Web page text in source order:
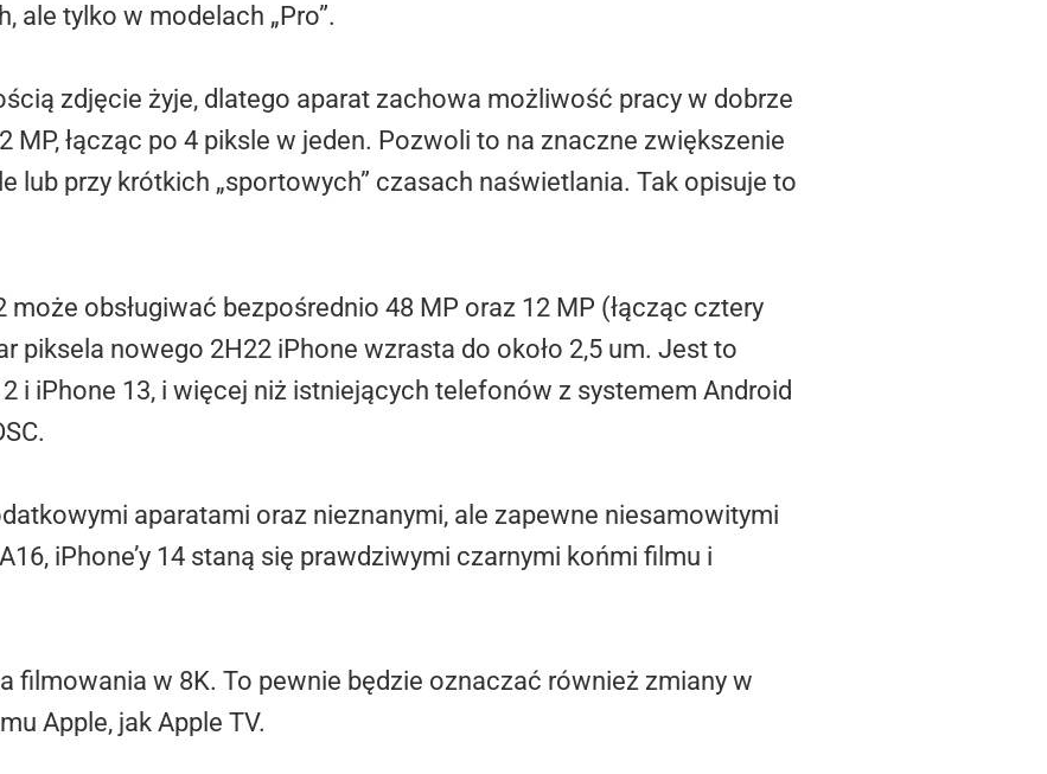
ale tylko w modelach „Pro”.
zdjęcie żyje, dlatego aparat zachowa możliwość pracy w dobrze
MP, łącząc po 4 piksle w jeden. Pozwoli to na znaczne zwiększenie
lub przy krótkich „sportowych” czasach naświetlania. Tak opisuje to
może obsługiwać bezpośrednio 48 MP oraz 12 MP (łącząc cztery
piksela nowego 2H22 iPhone wzrasta do około 2,5 um. Jest to
i iPhone 13, i więcej niż istniejących telefonów z systemem Android
aparatami oraz nieznanymi, ale zapewne niesamowitymi
iPhone’y 14 staną się prawdziwymi czarnymi końmi filmu i
filmowania w 8K. To pewnie będzie oznaczać również zmiany w
Apple, jak Apple TV.